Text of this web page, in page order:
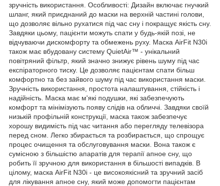
зручність використання. Особливості: Дизайн включає гнучкий
шланг, який приєднаний до маски на верхній частині голови,
що дозволяє вільно рухатися під час сну і покращує якість сну.
Завдяки цьому, пацієнти можуть спати у будь-якій позі, не
відчуваючи дискомфорту та обмежень руху. Маска AirFit N30i
також має вбудовану систему QuietAir™ - унікальний
повітряний фільтр, який значно знижує рівень шуму під час
експіраторного тиску. Це дозволяє пацієнтам спати більш
комфортно та без зайвого шуму під час використання маски.
Зручність використання, простота налаштування, стійкість і
надійність. Маска має м'які подушки, які забезпечують
комфорт та мінімізують появу слідів на обличчі. Завдяки своїй
низькій профільній конструкції, маска також забезпечує
хорошу видимість під час читання або перегляду телевізора
перед сном. Легко збирається та розбирається, що спрощує
процес очищення та обслуговування маски. Вона також є
сумісною з більшістю апаратів для терапії апное сну, що
робить її зручною для використання в більшості випадків. В
цілому, маска AirFit N30i - це високоякісний та зручний засіб
для лікування апное сну, який може допомогти пацієнтам